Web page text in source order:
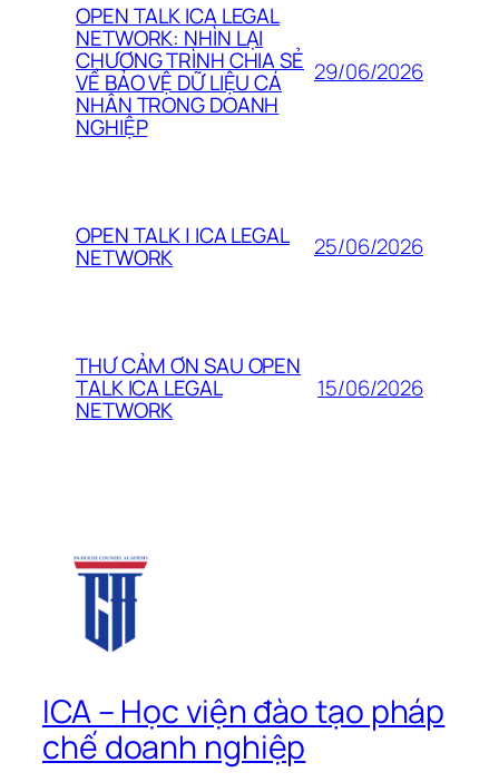
OPEN TALK ICA LEGAL
NETWORK: NHÌN LẠI
CHƯƠNG TRÌNH CHIA SẺ
VỀ BẢO VỆ DỮ LIỆU CÁ
NHÂN TRONG DOANH
NGHIỆP
29/06/2026
OPEN TALK | ICA LEGAL
NETWORK 25/06/2026
THƯ CẢM ƠN SAU OPEN
TALK ICA LEGAL
NETWORK
15/06/2026
ICA – Học viện đào tạo pháp
chế doanh nghiệp